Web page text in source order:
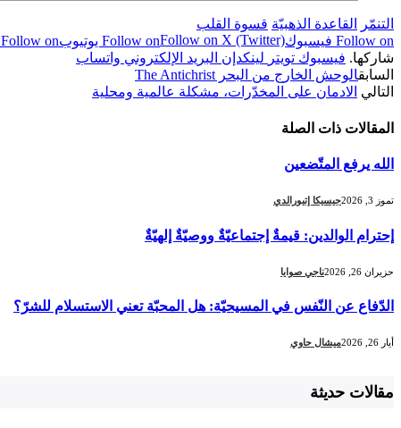
التنمّر القاعدة الذهبيّة قسوة القلب
Follow on فيسبوك
Follow on X (Twitter)Follow on يوتيوب
Follow on واتساب
شاركها. فيسبوك تويتر لينكدإن البريد الإلكتروني واتساب
السابقالوحش الخارج من البحر The Antichrist
التالي الادمان على المخدّرات، مشكلة عالمية ومحلية
المقالات ذات الصلة
الله يرفع المتّضعين
تموز 3, 2026 جيسيكا إتيورالدي
إحترام الوالدين: قيمةٌ إجتماعيّةٌ ووصيّةٌ إلهيّةٌ
حزيران 26, 2026 ناجي صوايا
الدّفاع عن النّفس في المسيحيّة: هل المحبّة تعني الاستسلام للشرّ؟
أيار 26, 2026 ميشال حاوي
مقالات حديثة